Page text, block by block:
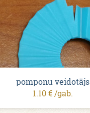
pomponu veidotājs
1.10 € /gab.